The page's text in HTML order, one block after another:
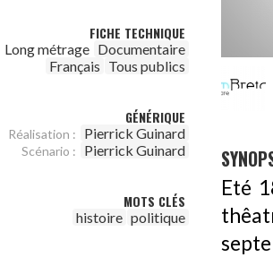
FICHE TECHNIQUE
Long métrage Documentaire
Français Tous publics
GÉNÉRIQUE
Réalisation : Pierrick Guinard
Scénario : Pierrick Guinard
MOTS CLÉS
histoire politique
Eté